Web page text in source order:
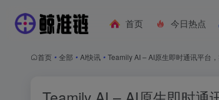
首页 今日热点
首页 • 全部 • AI快讯 • Teamily AI – AI原生即时通讯平台